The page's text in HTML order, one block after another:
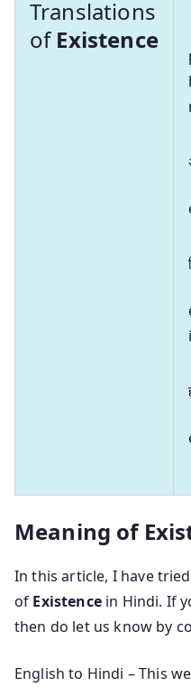
Translations
ofExistence
Meaning of
In this article, I have
of Existence in Hindi. If
then do let us know by
English to Hindi – This